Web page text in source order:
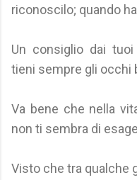
riconoscilo; quando
Un consiglio dai
tieni sempre gli occhi
Va bene che nella
non ti sembra di
Visto che tra qualche